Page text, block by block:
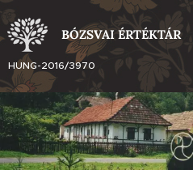
BÓZSVAI ÉRTÉKTÁR
HUNG-2016/3970